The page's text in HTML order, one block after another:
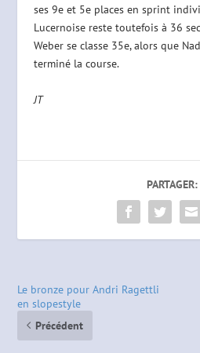
ses 9e et 5e places en sprint
Lucernoise reste toutefois à 36
Weber se classe 35e, alors que
terminé la course.
JT
PARTAGER:
Le bronze pour Andri Ragettli
en slopestyle
Précédent